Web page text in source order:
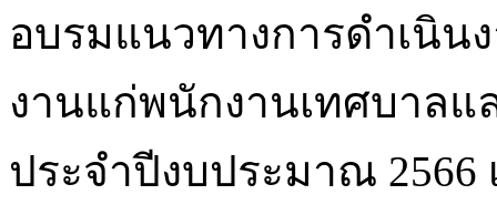
อบรมแนวทางการดำเนิน
งานแก่พนักงานเทศบาลแ
ประจำปีงบประมาณ